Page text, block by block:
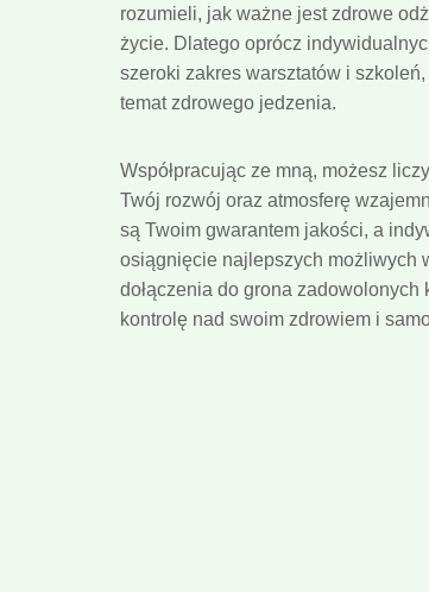
rozumieli, jak ważne jest zdrowe
życie. Dlatego oprócz
szeroki zakres warsztatów i
temat zdrowego jedzenia.
Współpracując ze mną, możesz
Twój rozwój oraz atmosferę
są Twoim gwarantem jakości, a
osiągnięcie najlepszych możliwych
dołączenia do grona zadowolonych
kontrolę nad swoim zdrowiem i